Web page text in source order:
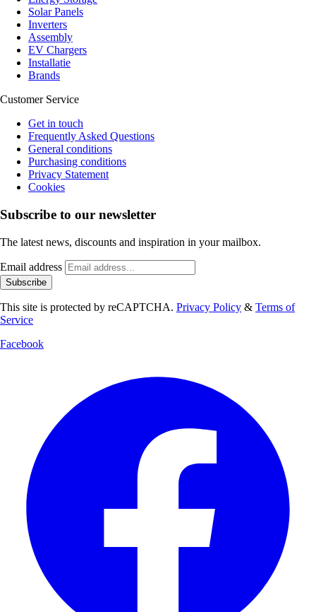
Solar Panels
Inverters
Assembly
EV Chargers
Installatie
Brands
Customer Service
Get in touch
Frequently Asked Questions
General conditions
Purchasing conditions
Privacy Statement
Cookies
Subscribe to our newsletter
The latest news, discounts and inspiration in your mailbox.
Email address
Subscribe
This site is protected by reCAPTCHA. Privacy Policy & Terms of
Service
Facebook